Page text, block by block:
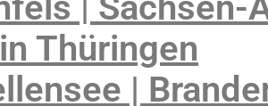
Thüringen
|